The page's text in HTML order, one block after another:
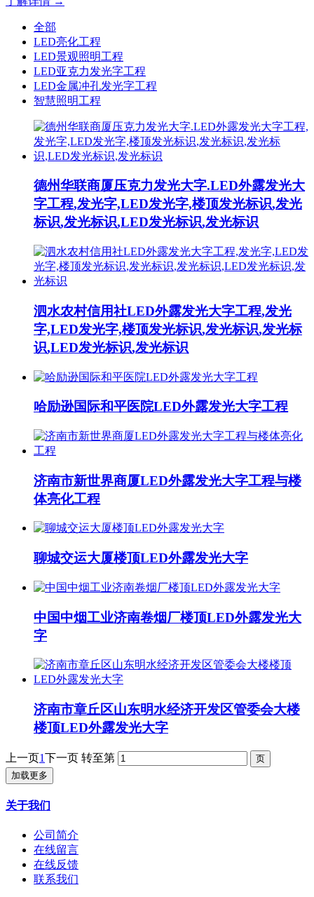
全部
LED亮化工程
LED景观照明工程
LED亚克力发光字工程
LED金属冲孔发光字工程
智慧照明工程
德州华联商厦压克力发光大字.LED外露发光大
字工程,发光字,LED发光字,楼顶发光标识,发光
标识,发光标识,LED发光标识,发光标识
泗水农村信用社LED外露发光大字工程,发光
字,LED发光字,楼顶发光标识,发光标识,发光标
识,LED发光标识,发光标识
哈励逊国际和平医院LED外露发光大字工程
济南市新世界商厦LED外露发光大字工程与楼
体亮化工程
聊城交运大厦楼顶LED外露发光大字
中国中烟工业济南卷烟厂楼顶LED外露发光大
字
济南市章丘区山东明水经济开发区管委会大楼
楼顶LED外露发光大字
上一页1下一页 转至第
加载更多
关于我们
公司简介
在线留言
在线反馈
联系我们